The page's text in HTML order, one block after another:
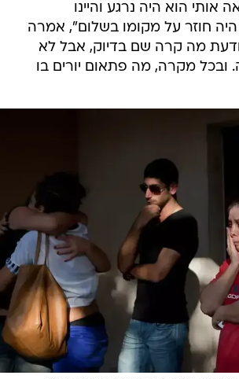
אותי הוא היה נרגע והיינו
חוזר על מקומו בשלום", אמרה
מה קרה שם בדיוק, אבל לא
ובכל מקרה, מה פתאום יורים בו